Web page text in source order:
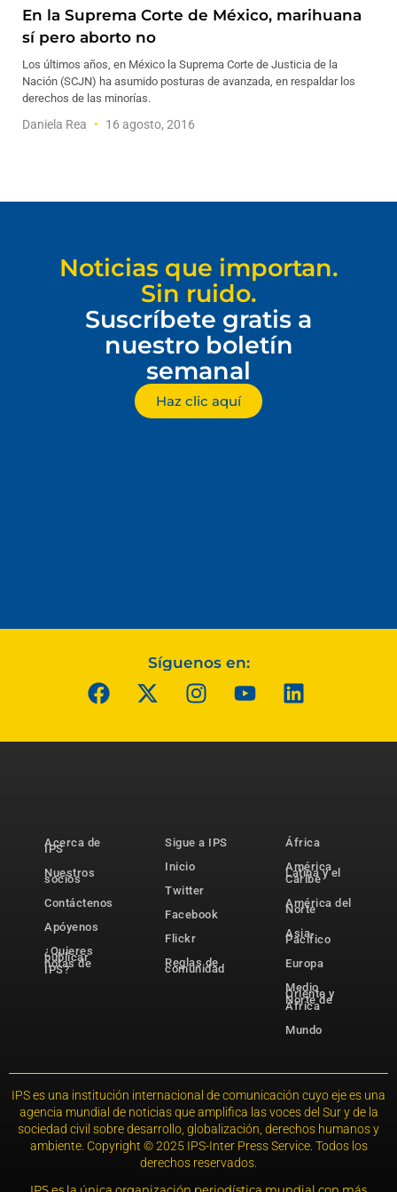
En la Suprema Corte de México, marihuana
sí pero aborto no
Los últimos años, en México la Suprema Corte de Justicia de la
Nación (SCJN) ha asumido posturas de avanzada, en respaldar los
derechos de las minorías.
Daniela Rea 16 agosto, 2016
Noticias que importan.
Sin ruido.
Suscríbete gratis a
nuestro boletín
semanal
Haz clic aquí
Síguenos en:
Acerca de
IPS
Nuestros
socios
Contáctenos
Apóyenos
¿Quieres
publicar
notas de
IPS?
Sigue a IPS
Inicio
Twitter
Facebook
Flickr
Reglas de
comunidad
África
América
Latina y el
Caribe
América del
Norte
Asia-
Pacífico
Europa
Medio
Oriente y
Norte de
África
Mundo
IPS es una institución internacional de comunicación cuyo eje es una
agencia mundial de noticias que amplifica las voces del Sur y de la
sociedad civil sobre desarrollo, globalización, derechos humanos y
ambiente. Copyright © 2025 IPS-Inter Press Service. Todos los
derechos reservados.